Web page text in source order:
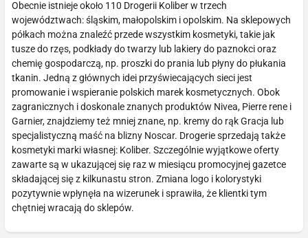
Obecnie istnieje około 110 Drogerii Koliber w trzech
województwach: śląskim, małopolskim i opolskim. Na sklepowych
półkach można znaleźć przede wszystkim kosmetyki, takie jak
tusze do rzęs, podkłady do twarzy lub lakiery do paznokci oraz
chemię gospodarczą, np. proszki do prania lub płyny do płukania
tkanin. Jedną z głównych idei przyświecających sieci jest
promowanie i wspieranie polskich marek kosmetycznych. Obok
zagranicznych i doskonale znanych produktów Nivea, Pierre rene i
Garnier, znajdziemy też mniej znane, np. kremy do rąk Gracja lub
specjalistyczną maść na blizny Noscar. Drogerie sprzedają także
kosmetyki marki własnej: Koliber. Szczególnie wyjątkowe oferty
zawarte są w ukazującej się raz w miesiącu promocyjnej gazetce
składającej się z kilkunastu stron. Zmiana logo i kolorystyki
pozytywnie wpłynęła na wizerunek i sprawiła, że klientki tym
chętniej wracają do sklepów.